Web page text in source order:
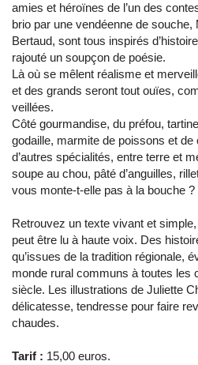
amies et héroïnes de l’un des
brio par une vendéenne de
Bertaud, sont tous inspirés
rajouté un soupçon de poésie.
Là où se mêlent réalisme et
et des grands seront tout ouïes,
veillées.
Côté gourmandise, du préfou,
godaille, marmite de poissons et
d’autres spécialités, entre terre et
soupe au chou, pâté d’anguilles,
vous monte-t-elle pas à la bouche ?
Retrouvez un texte vivant et
peut être lu à haute voix. Des
qu’issues de la tradition régionale,
monde rural communs à toutes les
siècle. Les illustrations de Juliette
délicatesse, tendresse pour faire
chaudes.
Tarif : 15,00 euros.